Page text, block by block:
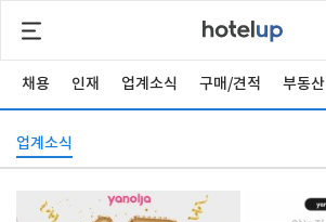
채용 인재 업계소식 구매/견적 부동산
업계소식